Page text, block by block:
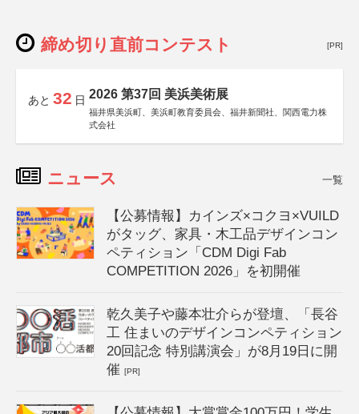
締め切り直前コンテスト [PR]
あと 32 日 2026 第37回 美浜美術展
福井県美浜町、美浜町教育委員会、福井新聞社、関西電力株
式会社
ニュース 一覧
【公募情報】カインズ×コクヨ×VUILD
がタッグ、家具・木工品デザインコン
ペティション「CDM Digi Fab
COMPETITION 2026」を初開催
乾久美子や藤本壮介らが登壇、「長谷
工 住まいのデザインコンペティション
20回記念 特別講演会」が8月19日に開
催[PR]